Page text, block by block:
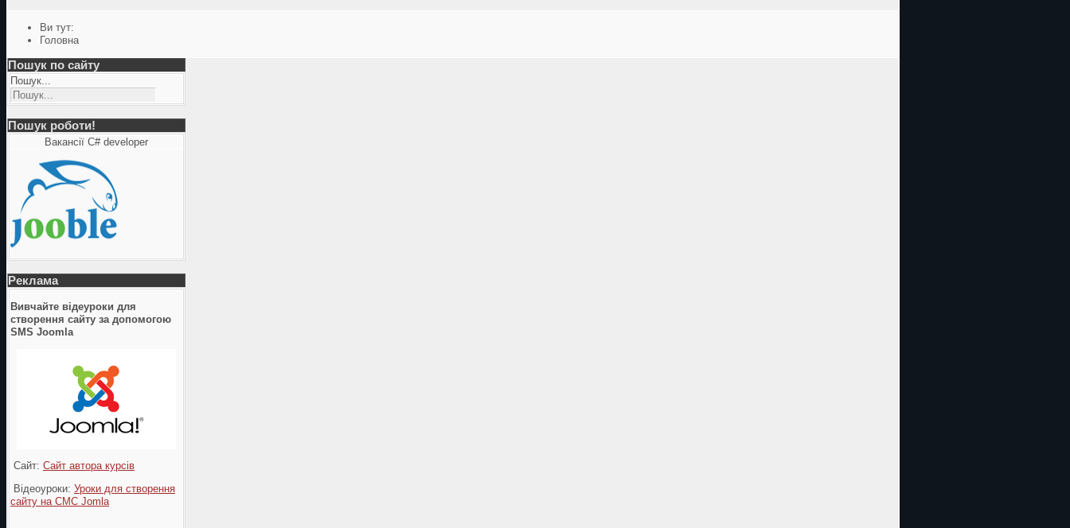
Ви тут:
Головна
Пошук по сайту
Пошук...
Пошук роботи!
Вакансії C# developer
Реклама
Вивчайте відеуроки для
створення сайту за допомогою
SMS Joomla
Сайт: Сайт автора курсів
Відеоуроки: Уроки для створення
сайту на СМС Jomla